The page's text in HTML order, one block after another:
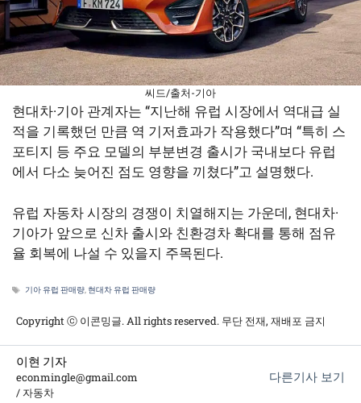
씨드/출처-기아
현대차·기아 관계자는 “지난해 유럽 시장에서 역대급 실
적을 기록했던 만큼 역 기저효과가 작용했다”며 “특히 스
포티지 등 주요 모델의 부분변경 출시가 국내보다 유럽
에서 다소 늦어진 점도 영향을 끼쳤다”고 설명했다.
유럽 자동차 시장의 경쟁이 치열해지는 가운데, 현대차·
기아가 앞으로 신차 출시와 친환경차 확대를 통해 점유
율 회복에 나설 수 있을지 주목된다.
태
기아 유럽 판매량,현대차 유럽 판매량
Copyright ⓒ 이콘밍글. All rights reserved. 무단 전재, 재배포 금지
이현 기자
econmingle@gmail.com
/ 자동차
다른기사 보기